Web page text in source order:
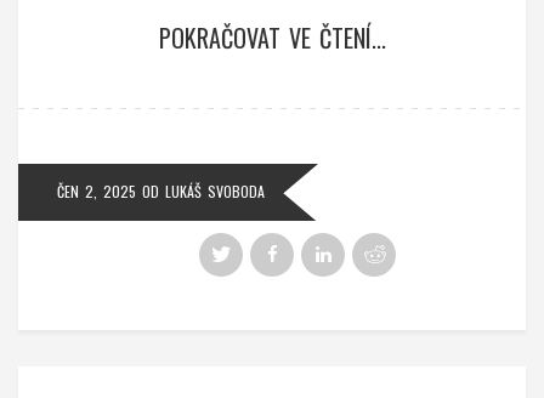
POKRAČOVAT VE ČTENÍ...
ČEN 2, 2025 OD LUKÁŠ SVOBODA